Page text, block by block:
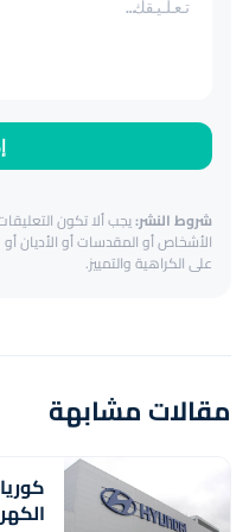
شروط النشر:يجب ألا تكون
الأشخاص أو المقدسات أو الأديان
على الكراهية والتمييز.
مقالات مشابهة